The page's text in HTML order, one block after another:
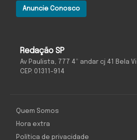
Redação SP
Av Paulista, 777 4º andar cj 41 Bela
CEP: 01311-914
Anuncie Conosco
Quem Somos
Hora extra
Política de privacidade